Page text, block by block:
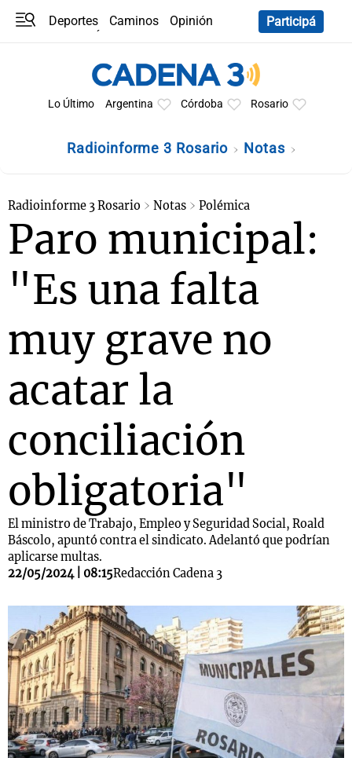
Deportes Caminos
Opinión
Participá
Lo Último Argentina Córdoba Rosario
Radioinforme 3 Rosario Notas
Radioinforme 3 Rosario Notas Polémica
Paro municipal:
"Es una falta
muy grave no
acatar la
conciliación
obligatoria"
El ministro de Trabajo, Empleo y Seguridad Social, Roald
Báscolo, apuntó contra el sindicato. Adelantó que podrían
aplicarse multas.
22/05/2024 | 08:15Redacción Cadena 3